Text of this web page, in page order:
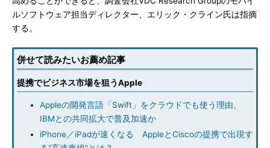
ルソフトウェア担当ディレクター、エリック・クライン氏は指摘
する。
併せて読みたいお薦め記事
提携でビジネス市場を狙うApple
Appleの開発言語「Swift」をクラウドでも使う理由、
IBMとの共同拡大で普及加速か
iPhone／iPadが速くなる AppleとCiscoの提携で出現す